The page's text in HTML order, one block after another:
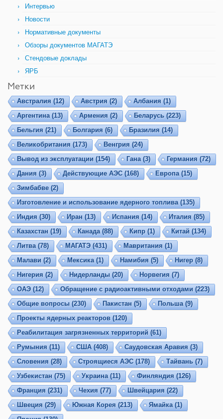
Интервью
Новости
Нормативные документы
Обзоры документов МАГАТЭ
Стендовые доклады
ЯРБ
Метки
Австралия (12) Австрия (2) Албания (1)
Аргентина(13) Армения (2) Беларусь (223)
Бельгия (21) Болгария (6) Бразилия (14)
Великобритания (173) Венгрия (24)
Вывод из эксплуатации (154) Гана(3) Германия (72)
Дания (3) Действующие АЭС(168) Европа(15)
Зимбабве (2)
Изготовление и использование ядерного топлива(135)
Индия (30) Иран (13) Испания (14) Италия (85)
Казахстан (19) Канада(88) Кипр (1) Китай (134)
Литва(78) МАГАТЭ(431) Мавритания (1)
Малави (2) Мексика(1) Намибия (5) Нигер (8)
Нигерия (2) Нидерланды (20) Норвегия (7)
ОАЭ(12) Обращение с радиоактивными отходами (223)
Общие вопросы (230) Пакистан (5) Польша(9)
Проекты ядерных реакторов (120)
Реабилитация загрязненных территорий (61)
Румыния (11) США (408) Саудовская Аравия (3)
Словения (28) Строящиеся АЭС(178) Тайвань (7)
Узбекистан (75) Украина(11) Финляндия (126)
Франция (231) Чехия (77) Швейцария (22)
Швеция (29) Южная Корея (213) Ямайка(1)